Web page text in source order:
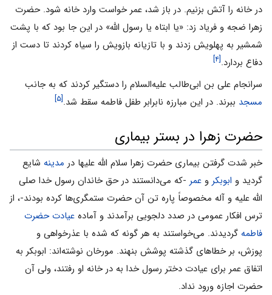
در خانه را آتش بزنیم. در باز شد، عمر خواست وارد خانه شود. حضرت
زهرا ضجه و فریاد زد: «یا ابتاه یا رسول الله» در این جا بود که با پشت
شمشیر به پهلویش زدند و با تازیانه بازویش را سیاه کردند تا دست از
دفاع بردارد.[۴]
سرانجام على بن ابی‌طالب علیه‌السلام را دستگیر کردند که به جانب
مسجد ببرند. در این مبارزه نابرابر طفل فاطمه سقط شد.[۵]
حضرت زهرا در بستر بیماری
خبر شدت گرفتن بیمارى حضرت زهرا سلام الله علیها در مدینه شایع
گردید و ابوبکر و عمر -که می‌‌دانستند در حق خاندان رسول خدا صلی
الله علیه و آله مخصوصاً پاره تن آن حضرت ستمگرى‌ها کرده بودند-، از
ترس افکار عمومی ‌‌در صدد دلجویى برآمدند و آماده عیادت حضرت
فاطمه گردیدند. می‌‌خواستند به هر گونه که شده با عذرخواهى و
پوزش، بر خطاهاى گذشته پوشش بنهند. مورخان نوشته‌اند: ابوبکر به
اتفاق عمر براى عیادت دختر رسول خدا به در خانه او رفتند، ولى آن
حضرت اجازه ورود نداد.